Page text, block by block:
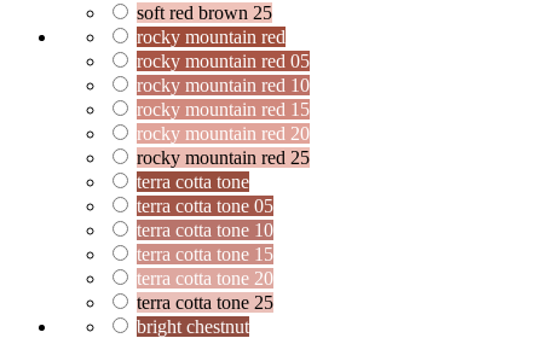
soft red brown 25
rocky mountain red
rocky mountain red 05
rocky mountain red 10
rocky mountain red 15
rocky mountain red 20
rocky mountain red 25
terra cotta tone
terra cotta tone 05
terra cotta tone 10
terra cotta tone 15
terra cotta tone 20
terra cotta tone 25
bright chestnut